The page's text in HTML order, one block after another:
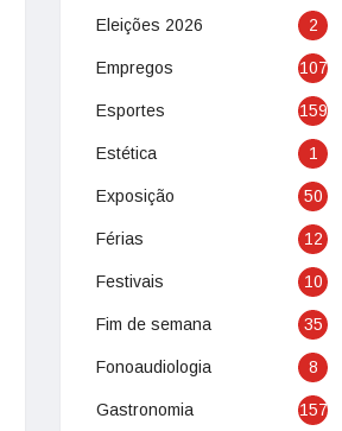
Eleições 2026 2
Empregos 107
Esportes 159
Estética 1
Exposição 50
Férias 12
Festivais 10
Fim de semana 35
Fonoaudiologia 8
Gastronomia 157